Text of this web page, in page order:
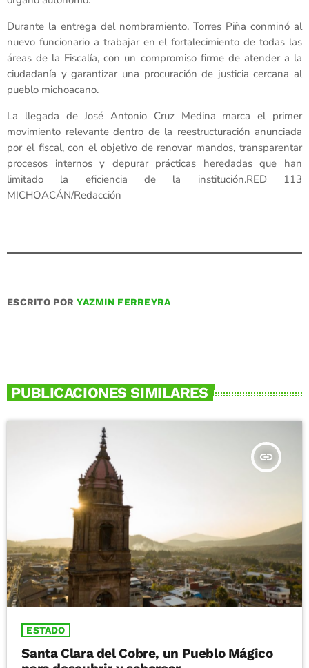
Durante la entrega del nombramiento, Torres Piña conminó al
nuevo funcionario a trabajar en el fortalecimiento de todas las
áreas de la Fiscalía, con un compromiso firme de atender a la
ciudadanía y garantizar una procuración de justicia cercana al
pueblo michoacano.
La llegada de José Antonio Cruz Medina marca el primer
movimiento relevante dentro de la reestructuración anunciada
por el fiscal, con el objetivo de renovar mandos, transparentar
procesos internos y depurar prácticas heredadas que han
limitado la eficiencia de la institución.RED 113
MICHOACÁN/Redacción
ESCRITO PORYAZMIN FERREYRA
PUBLICACIONES SIMILARES
insert_link
ESTADO
Santa Clara del Cobre, un Pueblo Mágico